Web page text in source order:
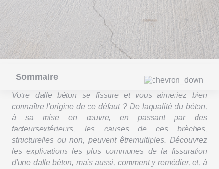
Sommaire
Votre dalle béton se fissure et vous aimeriez bien
connaître l'origine de ce défaut ? De laqualité du béton,
à sa mise en œuvre, en passant par des
facteursextérieurs, les causes de ces brèches,
structurelles ou non, peuvent êtremultiples. Découvrez
les explications les plus communes de la fissuration
d'une dalle béton, mais aussi, comment y remédier, et, à